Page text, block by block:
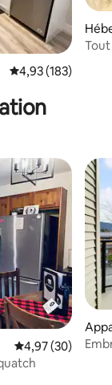
: 4,97 sur
Évaluation
4,93 (183)
Tout
Évaluation
4,97 (30)
gs